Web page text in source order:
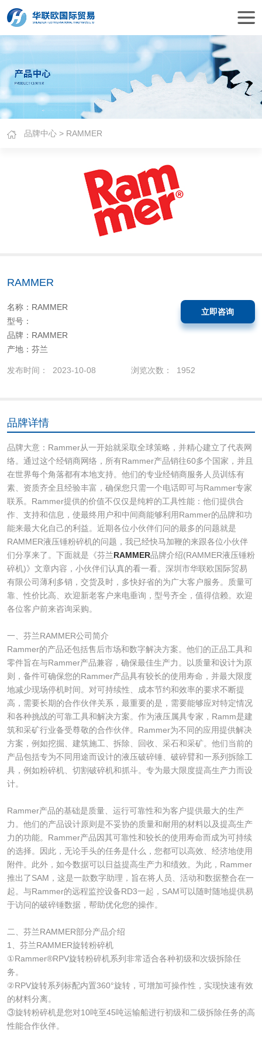
品牌中心 > RAMMER
RAMMER
名称：RAMMER
型号：
品牌：RAMMER
产地：芬兰
立即咨询
发布时间： 2023-10-08 浏览次数： 1952
品牌详情
品牌大意：Rammer从一开始就采取全球策略，并精心建立了代表网
络。通过这个经销商网络，所有Rammer产品销往60多个国家，并且
在世界每个角落都有本地支持。他们的专业经销商服务人员训练有
素、资质齐全且经验丰富，确保您只需一个电话即可与Rammer专家
联系。Rammer提供的价值不仅仅是纯粹的工具性能：他们提供合
作、支持和信息，使最终用户和中间商能够利用Rammer的品牌和功
能来最大化自己的利益。近期各位小伙伴们问的最多的问题就是
RAMMER液压锤粉碎机的问题，我已经快马加鞭的来跟各位小伙伴
们分享来了。下面就是《芬兰RAMMER品牌介绍(RAMMER液压锤粉
碎机)》文章内容，小伙伴们认真的看一看。深圳市华联欧国际贸易
有限公司薄利多销，交货及时，多快好省的为广大客户服务。质量可
靠、性价比高、欢迎新老客户来电垂询，型号齐全，值得信赖。欢迎
各位客户前来咨询采购。
一、芬兰RAMMER公司简介
Rammer的产品还包括售后市场和数字解决方案。他们的正品工具和
零件旨在与Rammer产品兼容，确保最佳生产力。以质量和设计为原
则，备件可确保您的Rammer产品具有较长的使用寿命，并最大限度
地减少现场停机时间。对可持续性、成本节约和效率的要求不断提
高，需要长期的合作伙伴关系，最重要的是，需要能够应对特定情况
和各种挑战的可靠工具和解决方案。作为液压属具专家，Ramm是建
筑和采矿行业备受尊敬的合作伙伴。Rammer为不同的应用提供解决
方案，例如挖掘、建筑施工、拆除、回收、采石和采矿。他们当前的
产品包括专为不同用途而设计的液压破碎锤、破碎臂和一系列拆除工
具，例如粉碎机、切割破碎机和抓斗。专为最大限度提高生产力而设
计。
Rammer产品的基础是质量、运行可靠性和为客户提供最大的生产
力。他们的产品设计原则是不妥协的质量和耐用的材料以及提高生产
力的功能。Rammer产品因其可靠性和较长的使用寿命而成为可持续
的选择。因此，无论手头的任务是什么，您都可以高效、经济地使用
附件。此外，如今数据可以日益提高生产力和绩效。为此，Rammer
推出了SAM，这是一款数字助理，旨在将人员、活动和数据整合在一
起。与Rammer的远程监控设备RD3一起，SAM可以随时随地提供易
于访问的破碎锤数据，帮助优化您的操作。
二、芬兰RAMMER部分产品介绍
1、芬兰RAMMER旋转粉碎机
①Rammer®RPV旋转粉碎机系列非常适合各种初级和次级拆除任
务。
②RPV旋转系列标配内置360°旋转，可增加可操作性，实现快速有效
的材料分离。
③旋转粉碎机是您对10吨至45吨运输船进行初级和二级拆除任务的高
性能合作伙伴。